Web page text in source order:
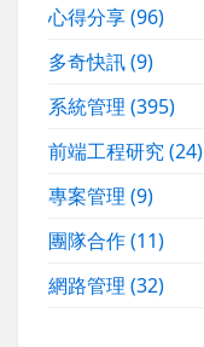
心得分享(96)
多奇快訊(9)
系統管理(395)
前端工程研究(24)
專案管理(9)
團隊合作(11)
網路管理(32)